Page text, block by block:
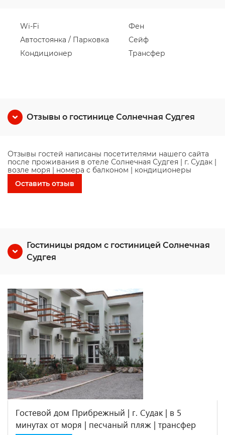
Wi-Fi
Автостоянка / Парковка
Кондиционер
Фен
Сейф
Трансфер
Отзывы о гостинице Солнечная Судгея
Отзывы гостей написаны посетителями нашего сайта
после проживания в отеле Солнечная Судгея | г. Судак |
возле моря | номера с балконом | кондиционеры
Оставить отзыв
Гостиницы рядом с гостиницей Солнечная
Судгея
Гостевой дом Прибрежный | г. Судак | в 5
минутах от моря | песчаный пляж | трансфер